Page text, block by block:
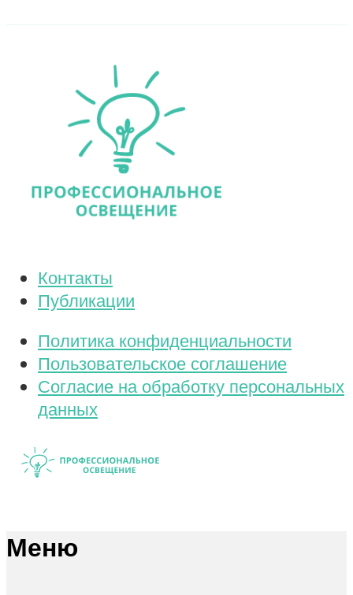
Контакты
Публикации
Политика конфиденциальности
Пользовательское соглашение
Согласие на обработку персональных
данных
Меню